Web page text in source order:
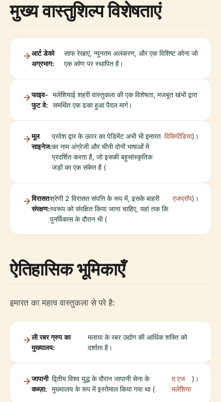
मुख्य वास्तुशिल्प विशेषताएं
आर्ट डेको
अग्रभाग:
साफ रेखाएं, न्यूनतम अलंकरण, और एक विशिष्ट कोना जो
एक कोण पर स्थापित है।
फाइव-
फुट वे:
मलेशियाई शहरी वास्तुकला की एक विशेषता, मजबूत खंभों द्वारा
समर्थित एक ढका हुआ पैदल मार्ग।
मूल
साइनेज:
प्रवेश द्वार के ऊपर का पेडिमेंट अभी भी इमारत
का नाम अंग्रेजी और चीनी दोनों भाषाओं में
प्रदर्शित करता है, जो इसकी बहुसांस्कृतिक
जड़ों का एक संकेत है (
विकिपीडिया)।
विरासत
संरक्षण:
श्रेणी 2 विरासत संपत्ति के रूप में, इसके बाहरी
स्वरूप को संरक्षित किया जाना चाहिए, यहां तक कि
पुनर्विकास के दौरान भी (
एजप्रॉप)।
ऐतिहासिक भूमिकाएँ
इमारत का महत्व वास्तुकला से परे है:
ली रबर ग्रुप का
मुख्यालय:
मलाया के रबर उद्योग की आर्थिक शक्ति को
दर्शाता है।
जापानी
कब्ज़ा:
द्वितीय विश्व युद्ध के दौरान जापानी सेना के
मुख्यालय के रूप में इस्तेमाल किया गया था (
द एज
मलेशिया
)।